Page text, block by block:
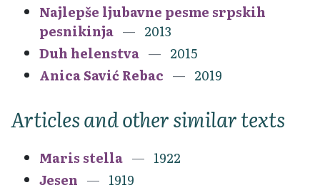
Najlepše ljubavne pesme srpskih
pesnikinja
2013
Duh helenstva
2015
Anica Savić Rebac
2019
Articles and other similar texts
Maris stella
1922
Jesen
1919